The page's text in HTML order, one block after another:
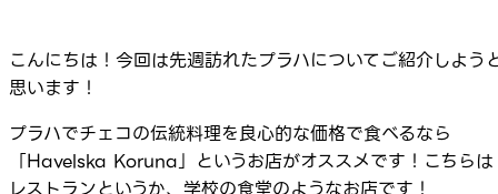
こんにちは！今回は先週訪れたプラハについてご紹介しよう
思います！
プラハでチェコの伝統料理を良心的な価格で食べるなら
「Havelska Koruna」というお店がオススメです！こちらは